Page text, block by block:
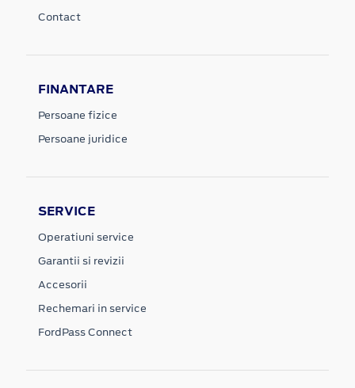
Contact
FINANTARE
Persoane fizice
Persoane juridice
SERVICE
Operatiuni service
Garantii si revizii
Accesorii
Rechemari in service
FordPass Connect